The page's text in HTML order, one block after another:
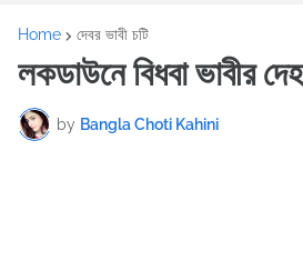
Home দেবর ভাবী চটি
লকডাউনে বিধবা ভাবীর
by Bangla Choti Kahini